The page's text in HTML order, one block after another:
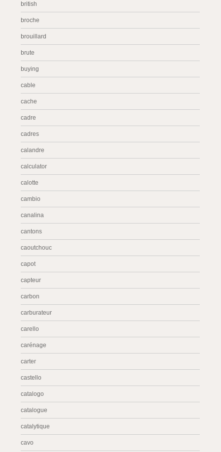
british
broche
brouillard
brute
buying
cable
cache
cadre
cadres
calandre
calculator
calotte
cambio
canalina
cantons
caoutchouc
capot
capteur
carbon
carburateur
carello
carénage
carter
castello
catalogo
catalogue
catalytique
cavo